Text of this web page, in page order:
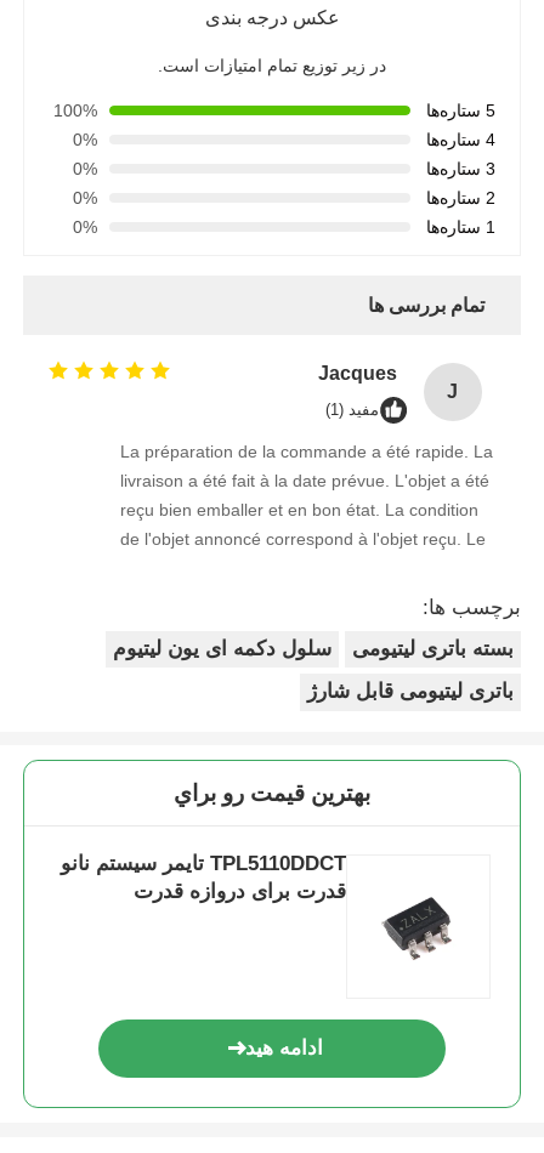
عکس درجه بندی
در زیر توزیع تمام امتیازات است.
5 ستاره‌ها
100%
4 ستاره‌ها
0%
3 ستاره‌ها
0%
2 ستاره‌ها
0%
1 ستاره‌ها
0%
تمام بررسی ها
J
Jacques
مفید (1)
La préparation de la commande a été rapide. La
livraison a été fait à la date prévue. L'objet a été
reçu bien emballer et en bon état. La condition
de l'objet annoncé correspond à l'objet reçu. Le
برچسب ها:
بسته باتری لیتیومی
سلول دکمه ای یون لیتیوم
باتری لیتیومی قابل شارژ
بهترين قيمت رو براي
TPL5110DDCT تایمر سیستم نانو
قدرت برای دروازه قدرت
ادامه هید